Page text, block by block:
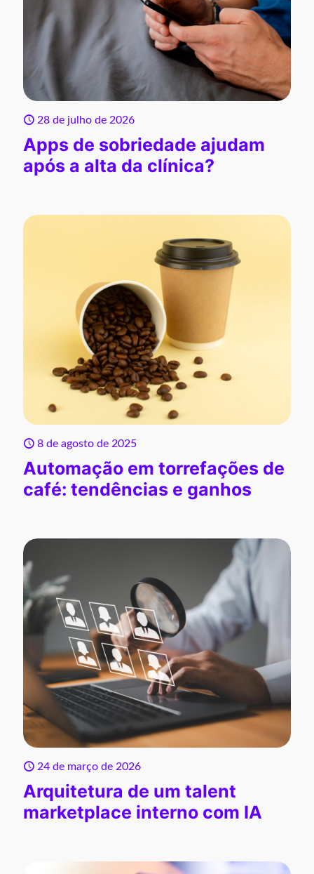
28 de julho de 2026
Apps de sobriedade ajudam
após a alta da clínica?
8 de agosto de 2025
Automação em torrefações de
café: tendências e ganhos
24 de março de 2026
Arquitetura de um talent
marketplace interno com IA